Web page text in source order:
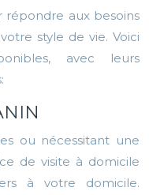
répondre aux besoins
style de vie. Voici
avec leurs
ou nécessitant une
de visite à domicile
à votre domicile.